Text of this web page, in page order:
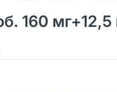
160